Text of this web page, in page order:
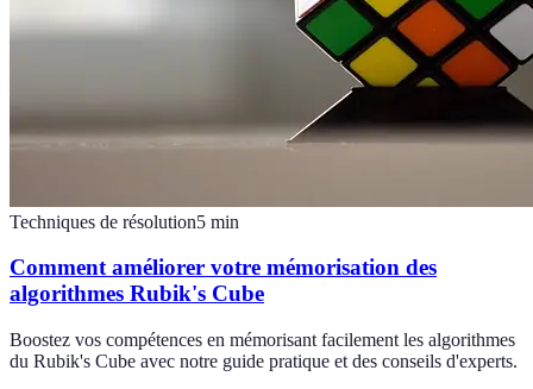
Techniques de résolution5 min
Comment améliorer votre mémorisation des
algorithmes Rubik's Cube
Boostez vos compétences en mémorisant facilement les algorithmes
du Rubik's Cube avec notre guide pratique et des conseils d'experts.